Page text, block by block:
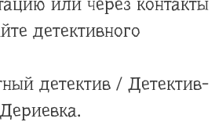
детективного
детектив / Детектив-